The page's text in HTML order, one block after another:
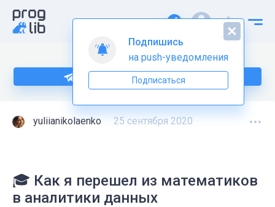
Подпишитесь на нас в Telegram
yuliianikolaenko 25 сентября 2020
🎓 Как я перешел из математиков
в аналитики данных
Подпишись
на push-уведомления
Подписаться